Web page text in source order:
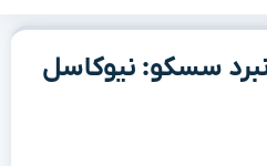
سسکو: نیوکاسل